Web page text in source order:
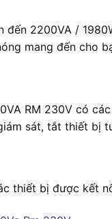
2200VA /
mang đến cho
RM 230V có
sát, tắt thiết bị
thiết bị được kết